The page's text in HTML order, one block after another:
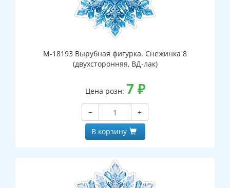
М-18193 Вырубная фигурка. Снежинка 8
(двухсторонняя, ВД-лак)
Цена розн: 7 ₽
−
+
В корзину